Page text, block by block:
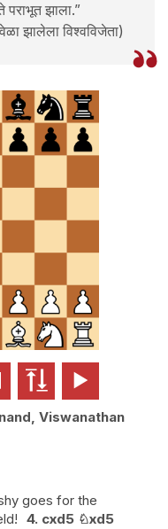
पराभूत झाला.”
झालेला विश्वविजेता)
 
Viswanathan
goes for the
4. cxd5 ♘xd5